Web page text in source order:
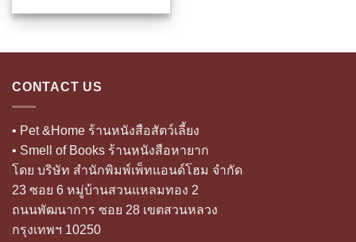
CONTACT US
• Pet &Home ร้านหนังสือสัตว์เลี้ยง
• Smell of Books ร้านหนังสือหายาก
โดย บริษัท สำนักพิมพ์เพ็ทแอนด์โฮม จำกัด
23 ซอย 6 หมู่บ้านสวนแหลมทอง 2
ถนนพัฒนาการ ซอย 28 เขตสวนหลวง
กรุงเทพฯ 10250